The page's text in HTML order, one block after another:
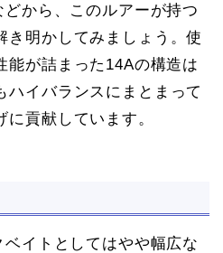
から、このルアーが持つ
き明かしてみましょう。使
能が詰まった14Aの構造は
ハイバランスにまとまって
貢献しています。
イトとしてはやや幅広な